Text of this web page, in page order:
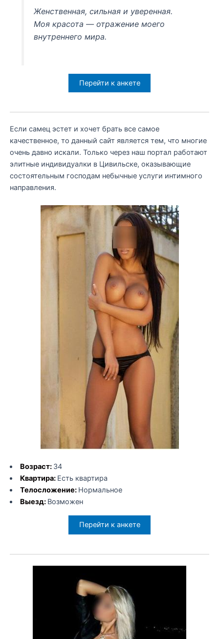
Женственная, сильная и уверенная.
Моя красота — отражение моего
внутреннего мира.
Перейти к анкете
Если самец эстет и хочет брать все самое
качественное, то данный сайт является тем, что многие
очень давно искали. Только через наш портал работают
элитные индивидуалки в Цивильске, оказывающие
состоятельным господам небычные услуги интимного
направления.
Возраст: 34
Квартира: Есть квартира
Телосложение: Нормальное
Выезд: Возможен
Перейти к анкете